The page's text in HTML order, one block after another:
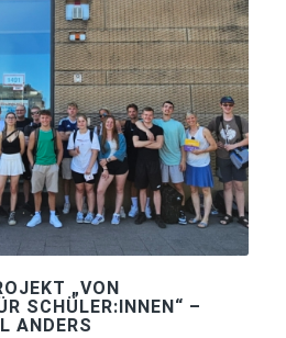
„VON
SCHÜLER:INNEN“ –
ANDERS